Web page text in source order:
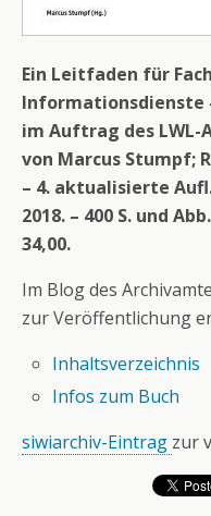
Ein Leitfaden für
Informationsdienste
im Auftrag des
von Marcus Stumpf;
– 4. aktualisierte
2018. – 400 S. und
34,00.
Im Blog des
zur Veröffentlichung
Inhaltsverzeichnis
Infos zum Buch
siwiarchiv-Eintrag zur